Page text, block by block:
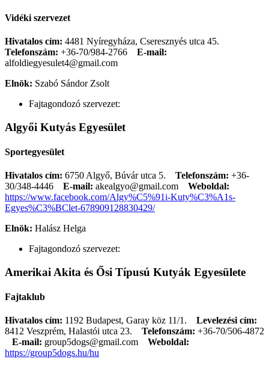
Vidéki szervezet
Hivatalos cím: 4481 Nyíregyháza, Cseresznyés utca 45.
Telefonszám: +36-70/984-2766
E-mail:
alfoldiegyesulet4@gmail.com
Elnök: Szabó Sándor Zsolt
Fajtagondozó szervezet:
Algyői Kutyás Egyesület
Sportegyesület
Hivatalos cím: 6750 Algyő, Búvár utca 5. Telefonszám: +36-
30/348-4446
E-mail: akealgyo@gmail.com
Weboldal:
https://www.facebook.com/Algy%C5%91i-Kuty%C3%A1s-
Egyes%C3%BClet-678909128830429/
Elnök: Halász Helga
Fajtagondozó szervezet:
Amerikai Akita és Ősi Típusú Kutyák Egyesülete
Fajtaklub
Hivatalos cím: 1192 Budapest, Garay köz 11/1. Levelezési cím:
8412 Veszprém, Halastói utca 23.
Telefonszám: +36-70/506-4872
E-mail: group5dogs@gmail.com
Weboldal:
https://group5dogs.hu/hu